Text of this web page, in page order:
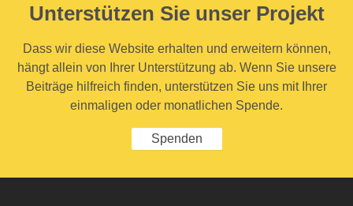
Unterstützen Sie unser Projekt
Dass wir diese Website erhalten und erweitern können,
hängt allein von Ihrer Unterstützung ab. Wenn Sie unsere
Beiträge hilfreich finden, unterstützen Sie uns mit Ihrer
einmaligen oder monatlichen Spende.
Spenden